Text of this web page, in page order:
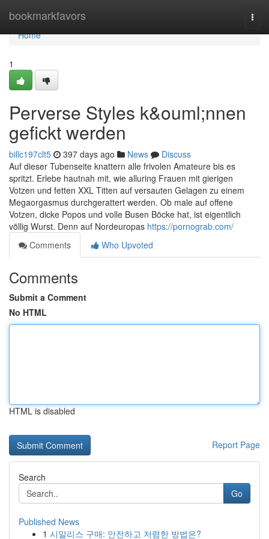
bookmarkfavors
Home
Home
1
Perverse Styles k&ouml;nnen
gefickt werden
billc197clt5 397 days ago News
Discuss
Auf dieser Tubenseite knattern alle frivolen Amateure bis es
spritzt. Erlebe hautnah mit, wie alluring Frauen mit gierigen
Votzen und fetten XXL Titten auf versauten Gelagen zu einem
Megaorgasmus durchgerattert werden. Ob male auf offene
Votzen, dicke Popos und volle Busen Böcke hat, ist eigentlich
völlig Wurst. Denn auf Nordeuropas https://pornograb.com/
Comments
Who Upvoted
Comments
Submit a Comment
No HTML
HTML is disabled
Report Page
Search
Go
Published News
1 시알리스 구매: 안전하고 저렴한 방법은?